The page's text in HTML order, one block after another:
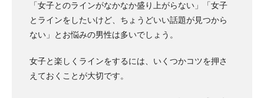
「女子とのラインがなかなか盛り上がらない」「女子
とラインをしたいけど、ちょうどいい話題が見つから
ない」とお悩みの男性は多いでしょう。
女子と楽しくラインをするには、いくつかコツを押さ
えておくことが大切です。